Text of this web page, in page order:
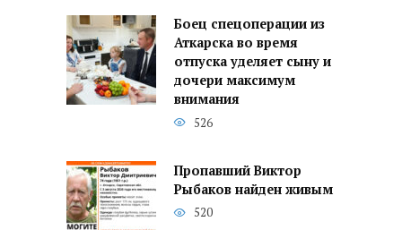
Боец спецоперации из
Аткарска во время
отпуска уделяет сыну и
дочери максимум
внимания
526
Пропавший Виктор
Рыбаков найден живым
520